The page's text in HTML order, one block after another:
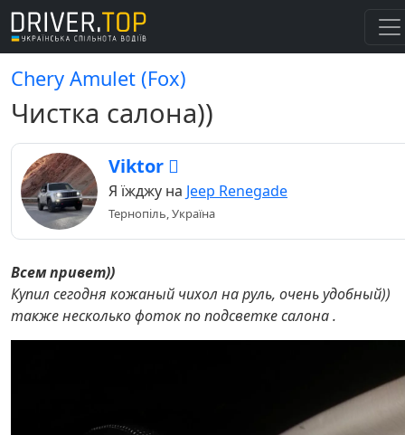
Chery Amulet (Fox)
Чистка салона))
Viktor 
Я їжджу на Jeep Renegade
Тернопіль, Україна
Всем привет))
Купил сегодня кожаный чихол на руль, очень удобный))
также несколько фоток по подсветке салона .